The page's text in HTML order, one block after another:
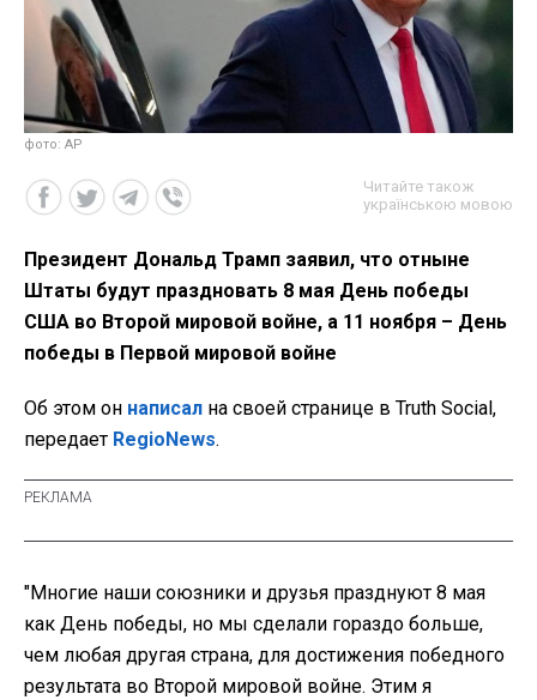
фото: AP
Читайте також
українською мовою
Президент Дональд Трамп заявил, что отныне
Штаты будут праздновать 8 мая День победы
США во Второй мировой войне, а 11 ноября – День
победы в Первой мировой войне
Об этом он написал на своей странице в Truth Social,
передает RegioNews.
"Многие наши союзники и друзья празднуют 8 мая
как День победы, но мы сделали гораздо больше,
чем любая другая страна, для достижения победного
результата во Второй мировой войне. Этим я